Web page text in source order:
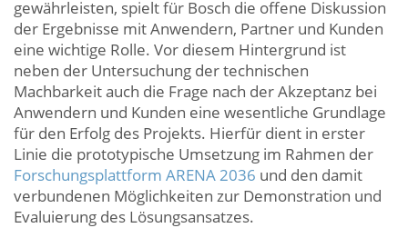
gewährleisten, spielt für Bosch die offene Diskussion
der Ergebnisse mit Anwendern, Partner und Kunden
eine wichtige Rolle. Vor diesem Hintergrund ist
neben der Untersuchung der technischen
Machbarkeit auch die Frage nach der Akzeptanz bei
Anwendern und Kunden eine wesentliche Grundlage
für den Erfolg des Projekts. Hierfür dient in erster
Linie die prototypische Umsetzung im Rahmen der
Forschungsplattform ARENA 2036 und den damit
verbundenen Möglichkeiten zur Demonstration und
Evaluierung des Lösungsansatzes.